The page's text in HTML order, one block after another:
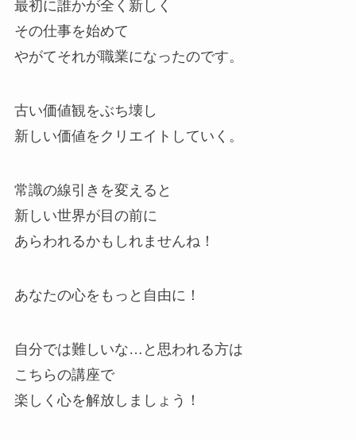
最初に誰かが全く新しく
その仕事を始めて
やがてそれが職業になったのです。
古い価値観をぶち壊し
新しい価値をクリエイトしていく。
常識の線引きを変えると
新しい世界が目の前に
あらわれるかもしれませんね！
あなたの心をもっと自由に！
自分では難しいな…と思われる方は
こちらの講座で
楽しく心を解放しましょう！